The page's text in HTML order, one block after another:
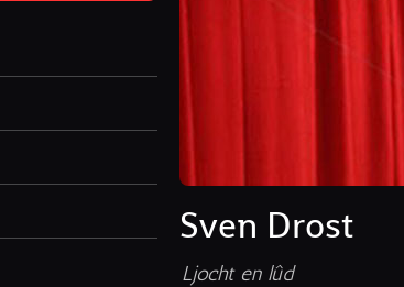
Sven Drost
Ljocht en lûd